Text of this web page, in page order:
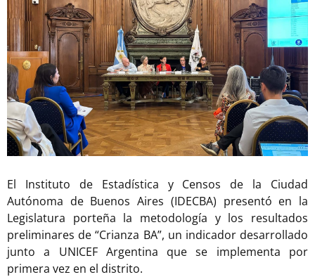
El Instituto de Estadística y Censos de la Ciudad
Autónoma de Buenos Aires (IDECBA) presentó en la
Legislatura porteña la metodología y los resultados
preliminares de “Crianza BA”, un indicador desarrollado
junto a UNICEF Argentina que se implementa por
primera vez en el distrito.